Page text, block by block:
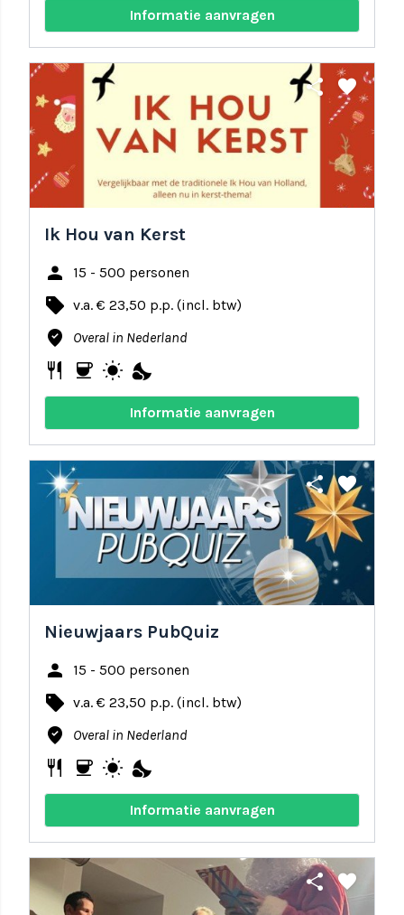
Informatie aanvragen
share favorite
Ik Hou van Kerst
person 15 - 500 personen
local_offer v.a. € 23,50 p.p. (incl. btw)
where_to_vote Overal in Nederland
restaurant coffee wb_sunny nights_stay
Informatie aanvragen
share favorite
Nieuwjaars PubQuiz
person 15 - 500 personen
local_offer v.a. € 23,50 p.p. (incl. btw)
where_to_vote Overal in Nederland
restaurant coffee wb_sunny nights_stay
Informatie aanvragen
share favorite